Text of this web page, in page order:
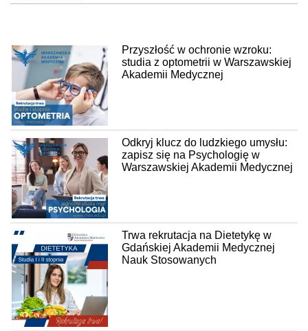
Przyszłość w ochronie wzroku:
studia z optometrii w Warszawskiej
Akademii Medycznej
Odkryj klucz do ludzkiego umysłu:
zapisz się na Psychologię w
Warszawskiej Akademii Medycznej
Trwa rekrutacja na Dietetykę w
Gdańskiej Akademii Medycznej
Nauk Stosowanych